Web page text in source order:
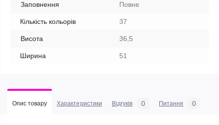
Заповнення Повне
Кількість кольорів 37
Висота 36,5
Ширина 51
Опис товару Характеристики Відгуків 0 Питання 0